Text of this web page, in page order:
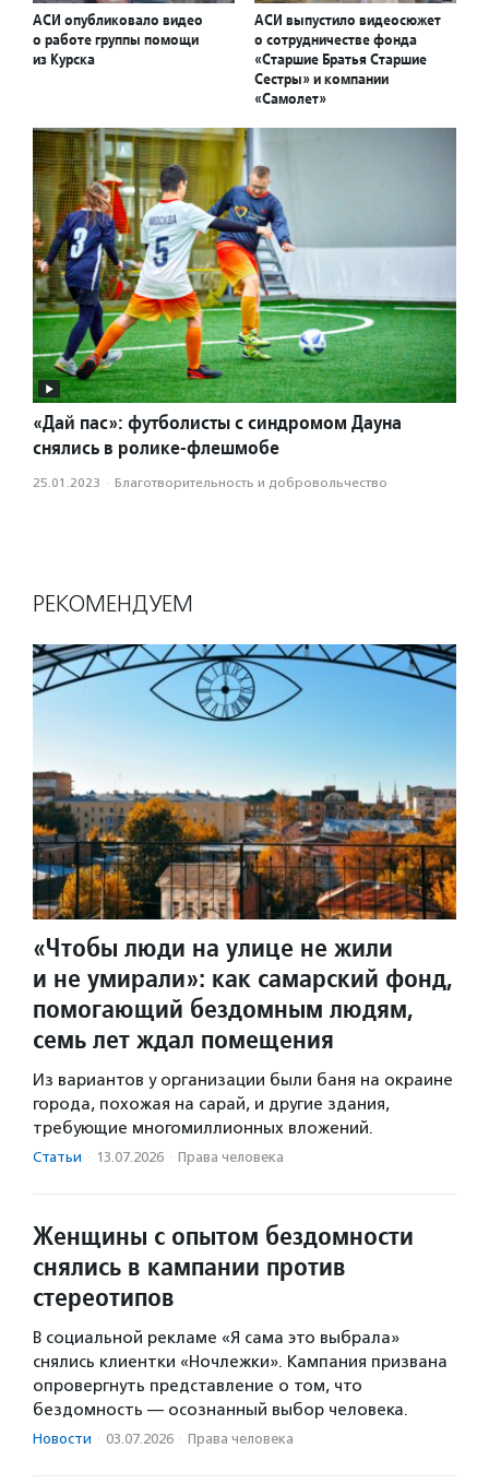
АСИ опубликовало видео
о работе группы помощи
из Курска
АСИ выпустило видеосюжет
о сотрудничестве фонда
«Старшие Братья Старшие
Сестры» и компании
«Самолет»
«Дай пас»: футболисты с синдромом Дауна
снялись в ролике-флешмобе
25.01.2023 · Благотвори­тель­ность и доброволь­чест­во
РЕКОМЕНДУЕМ
«Чтобы люди на улице не жили
и не умирали»: как самарский фонд,
помогающий бездомным людям,
семь лет ждал помещения
Из вариантов у организации были баня на окраине
города, похожая на сарай, и другие здания,
требующие многомиллионных вложений.
Статьи · 13.07.2026 · Права человека
Женщины с опытом бездомности
снялись в кампании против
стереотипов
В социальной рекламе «Я сама это выбрала»
снялись клиентки «Ночлежки». Кампания призвана
опровергнуть представление о том, что
бездомность — осознанный выбор человека.
Новости · 03.07.2026 · Права человека